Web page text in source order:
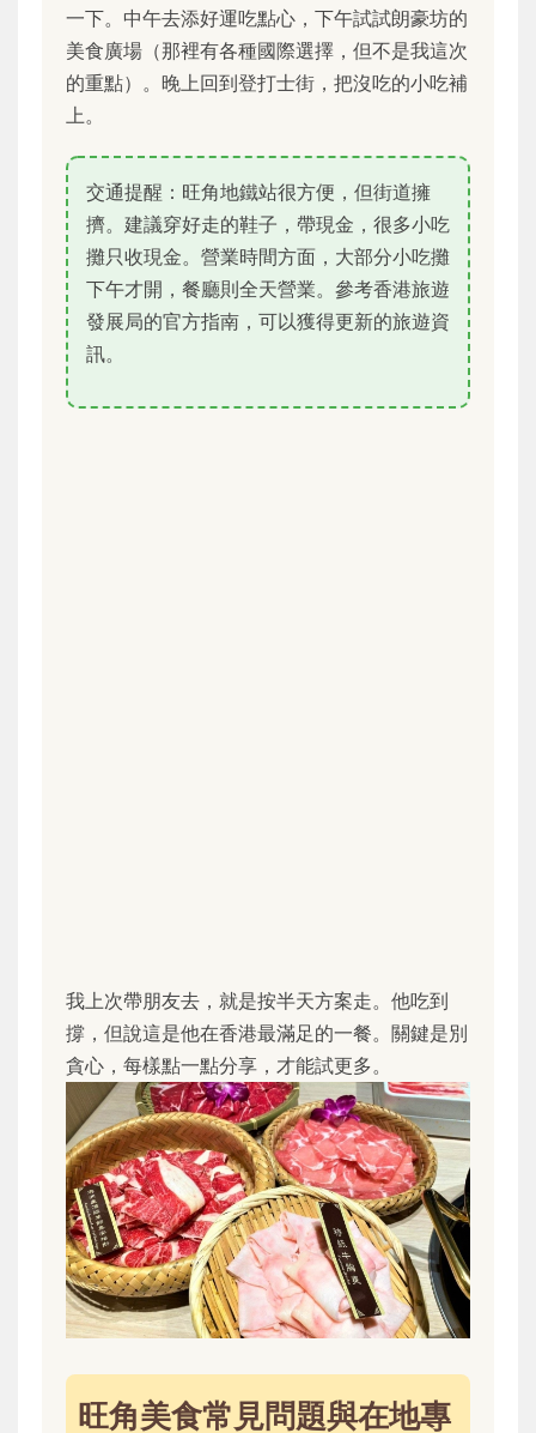
一下。中午去添好運吃點心，下午試試朗豪坊的
美食廣場（那裡有各種國際選擇，但不是我這次
的重點）。晚上回到登打士街，把沒吃的小吃補
上。
交通提醒：旺角地鐵站很方便，但街道擁
擠。建議穿好走的鞋子，帶現金，很多小吃
攤只收現金。營業時間方面，大部分小吃攤
下午才開，餐廳則全天營業。參考香港旅遊
發展局的官方指南，可以獲得更新的旅遊資
訊。
我上次帶朋友去，就是按半天方案走。他吃到
撐，但說這是他在香港最滿足的一餐。關鍵是別
貪心，每樣點一點分享，才能試更多。
旺角美食常見問題與在地專